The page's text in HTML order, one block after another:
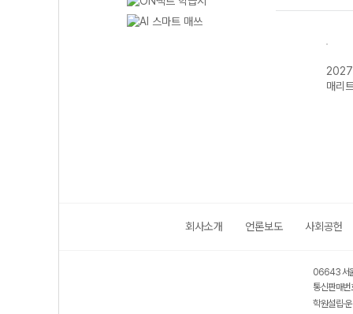
2027
매리
회사소개 언론보도 사회공헌
06643 서
통신판매
학원설립·